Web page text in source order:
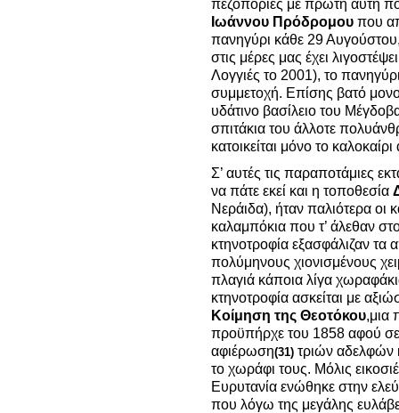
πεζοπορίες με πρώτη αυτή
Ιωάννου Πρόδρομου που
πανηγύρι κάθε 29
στις μέρες μας έχει
Λογγιές το 2001), το
συμμετοχή. Επίσης βατό
υδάτινο βασίλειο του
σπιτάκια του άλλοτε
κατοικείται μόνο το
Σ’ αυτές τις παραποτάμιες
να πάτε εκεί και η τοποθεσία
Νεράιδα), ήταν παλιότερα οι
καλαμπόκια που τ’ άλεθαν
κτηνοτροφία εξασφάλιζαν τα
πολύμηνους χιονισμένους
πλαγιά κάποια λίγα
κτηνοτροφία ασκείται με
Κοίμηση της Θεοτόκου,μια
προϋπήρχε του 1858 αφού σε
αφιέρωση(31) τριών αδελφών
το χωράφι τους. Μόλις
Ευρυτανία ενώθηκε στην
που λόγω της μεγάλης